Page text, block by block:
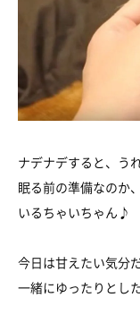
ナデナデすると、う
眠る前の準備なのか
いるちゃいちゃん♪
今日は甘えたい気分
一緒にゆったりとし